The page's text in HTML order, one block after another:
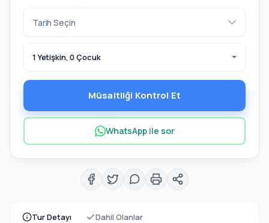
Tur Detayı Dahil Olanlar
1 Yetişkin, 0 Çocuk
Müsaitliği Kontrol Et
WhatsApp ile sor